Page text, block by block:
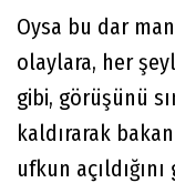
Oysa bu dar
olaylara, her
gibi, görüşünü
kaldırarak
ufkun